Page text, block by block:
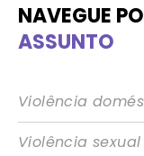
NAVEGUE
ASSUNTO
Violência
Violência sexual